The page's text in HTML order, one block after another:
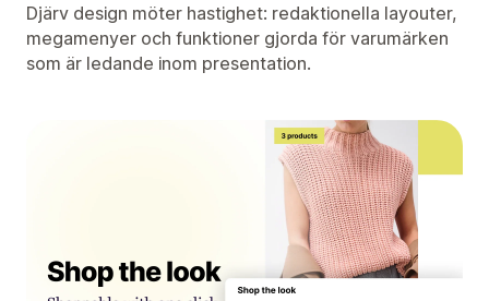
Djärv design möter hastighet: redaktionella layouter,
megamenyer och funktioner gjorda för varumärken
som är ledande inom presentation.